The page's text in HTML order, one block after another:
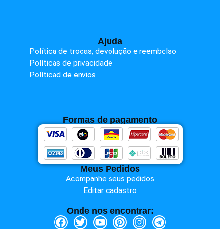
Ajuda
Política de trocas, devolução e reembolso
Políticas de privacidade
Políticad de envios
Formas de pagamento
Meus Pedidos
Acompanhe seus pedidos
Editar cadastro
Onde nos encontrar: